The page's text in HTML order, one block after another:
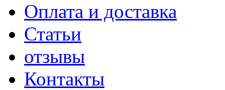
Оплата и доставка
Статьи
отзывы
Контакты